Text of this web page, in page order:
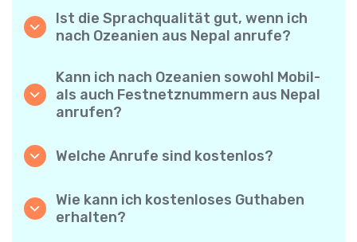
Abrechnungssystem pro Minute – Sie zahlen
nur für die Gesprächsdauer. Keine
versteckten Kosten, keine verpflichtenden
Ist die Sprachqualität gut, wenn ich
nach Ozeanien aus Nepal anrufe?
Anrufe, sodass es sich anfühlt, als würden
Sie mit jemandem aus Ihrer Nachbarschaft
sprechen – selbst wenn er am anderen Ende
der Welt ist.
Kann ich nach Ozeanien sowohl Mobil-
als auch Festnetznummern aus Nepal
anrufen?
Handys – Sie können also jeden nach
Welche Anrufe sind kostenlos?
kostenlos, wenn beide Nutzer die App
verwenden und mit dem Internet verbunden
sind. Wählen Sie einfach die Option
Wie kann ich kostenloses Guthaben
erhalten?